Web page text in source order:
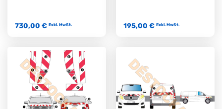
730,00 € Exkl. MwSt. 195,00 € Exkl. MwSt.